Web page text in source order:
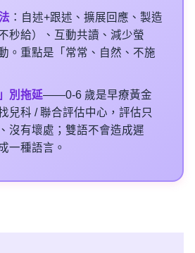
：自述+跟述、擴展回應、製造
秒給）、互動共讀、減少螢
。重點是「常常、自然、不施
別拖延——0-6 歲是早療黃金
兒科 / 聯合評估中心，評估只
沒有壞處；雙語不會造成遲
一種語言。